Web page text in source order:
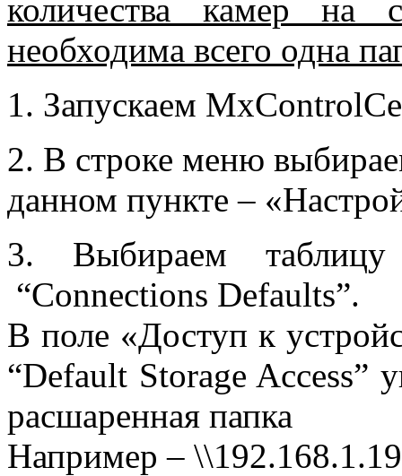
количества камер на
необходима всего одна
1. Запускаем
2. В строке меню
данном пункте –
3. Выбираем
“Connections Defaults”.
В поле «Доступ к
“Default Storage Access”
расшаренная папка
Например –